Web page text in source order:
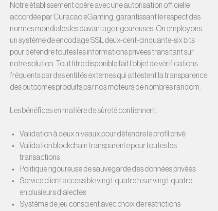
Notre établissement opère avec une autorisation officielle
accordée par Curacao eGaming, garantissant le respect des
normes mondiales les davantage rigoureuses. On employons
un système de encodage SSL deux-cent-cinquante-six bits
pour défendre toutes les informations privées transitant sur
notre solution. Tout titre disponible fait l’objet de vérifications
fréquents par des entités externes qui attestent la transparence
des outcomes produits par nos moteurs de nombres random.
Les bénéfices en matière de sûreté contiennent :
Validation à deux niveaux pour défendre le profil privé
Validation blockchain transparente pour toutes les
transactions
Politique rigoureuse de sauvegarde des données privées
Service client accessible vingt-quatre h sur vingt-quatre
en plusieurs dialectes
Système de jeu conscient avec choix de restrictions